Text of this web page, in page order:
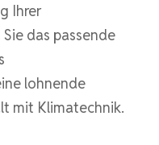
Ihrer
das passende
lohnende
mit Klimatechnik.